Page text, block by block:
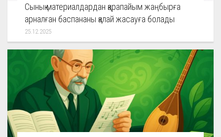
Сынық материалдардан қарапайым жаңбырға
арналған баспананы қалай жасауға болады
25.12.2025